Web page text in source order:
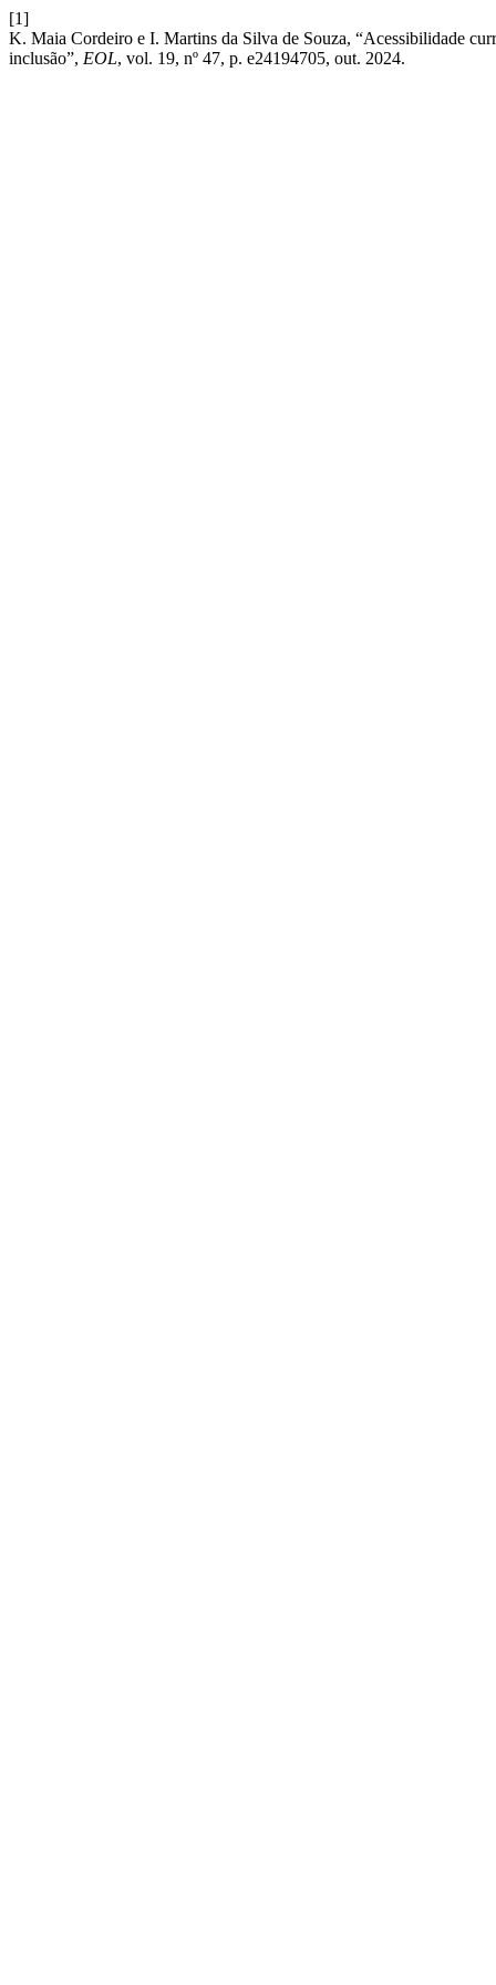
[1]
K. Maia Cordeiro e I. Martins da Silva de Souza, “Acessibilidade
inclusão”, EOL, vol. 19, nº 47, p. e24194705, out. 2024.